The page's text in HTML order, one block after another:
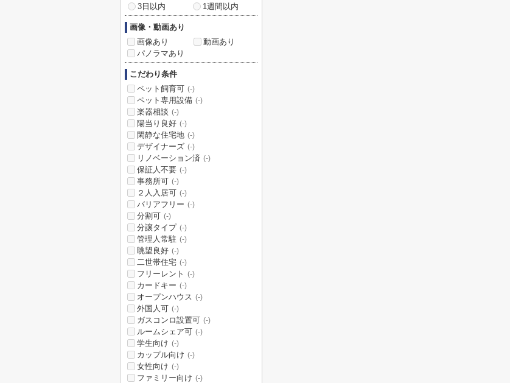
3日以内
1週間以内
画像・動画あり
画像あり
動画あり
パノラマあり
こだわり条件
ペット飼育可 (-)
ペット専用設備 (-)
楽器相談 (-)
陽当り良好 (-)
閑静な住宅地 (-)
デザイナーズ (-)
リノベーション済 (-)
保証人不要 (-)
事務所可 (-)
２人入居可 (-)
バリアフリー (-)
分割可 (-)
分譲タイプ (-)
管理人常駐 (-)
眺望良好 (-)
二世帯住宅 (-)
フリーレント (-)
カードキー (-)
オープンハウス (-)
外国人可 (-)
ガスコンロ設置可 (-)
ルームシェア可 (-)
学生向け (-)
カップル向け (-)
女性向け (-)
ファミリー向け (-)